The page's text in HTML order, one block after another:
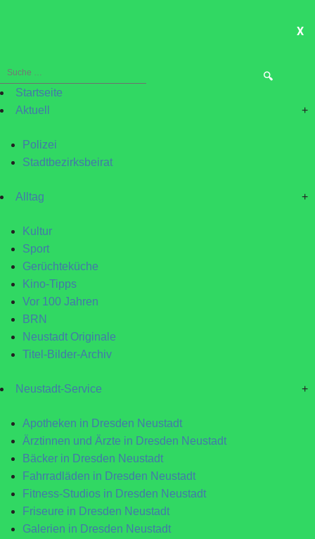
X
Suche
nach:Startseite
Aktuell
+
Polizei
Stadtbezirksbeirat
Alltag +
Kultur
Sport
Gerüchteküche
Kino-Tipps
Vor 100 Jahren
BRN
Neustadt Originale
Titel-Bilder-Archiv
Neustadt-Service +
Apotheken in Dresden Neustadt
Ärztinnen und Ärzte in Dresden Neustadt
Bäcker in Dresden Neustadt
Fahrradläden in Dresden Neustadt
Fitness-Studios in Dresden Neustadt
Friseure in Dresden Neustadt
Galerien in Dresden Neustadt